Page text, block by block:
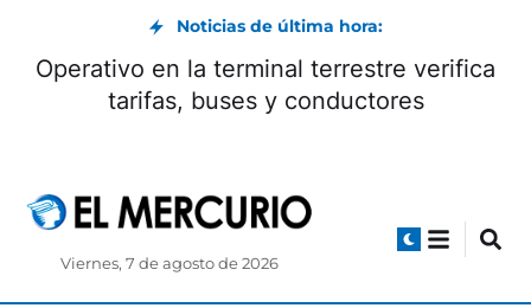
Noticias de última hora:
Operativo en la terminal terrestre verifica
tarifas, buses y conductores
Viernes, 7 de agosto de 2026